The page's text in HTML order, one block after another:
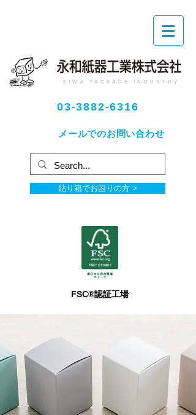
EIWA PACKAGE INDUSTRY
03-3882-6316
メールでのお問い合わせ
貼り箱でお困りの方 >
FSC®認証工場